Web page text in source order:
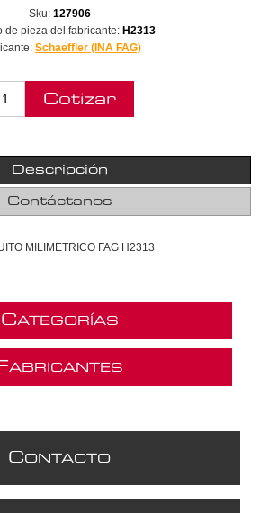
Sku: 127906
de pieza del fabricante: H2313
Schaeffler (INA FAG)
Descripción
Contáctanos
MILIMETRICO FAG H2313
CATEGORÍAS
ABRICANTES
CONTACTO